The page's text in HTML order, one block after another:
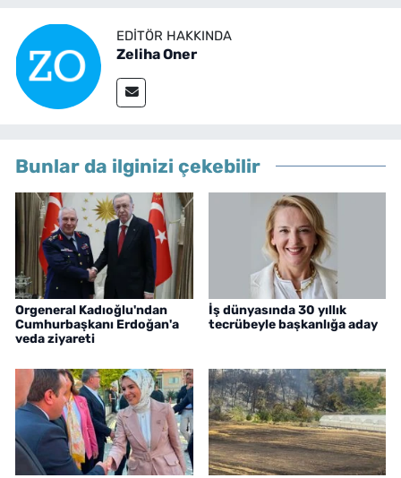
EDITÖR HAKKINDA
Zeliha Oner
Bunlar da ilginizi çekebilir
Orgeneral Kadıoğlu'ndan
Cumhurbaşkanı Erdoğan'a
veda ziyareti
İş dünyasında 30 yıllık
tecrübeyle başkanlığa aday